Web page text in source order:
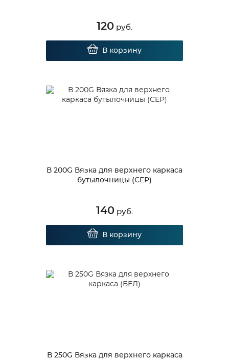
120 руб.
В корзину
В 200G Вязка для верхнего каркаса
бутылочницы (СЕР)
140 руб.
В корзину
В 250G Вязка для верхнего каркаса